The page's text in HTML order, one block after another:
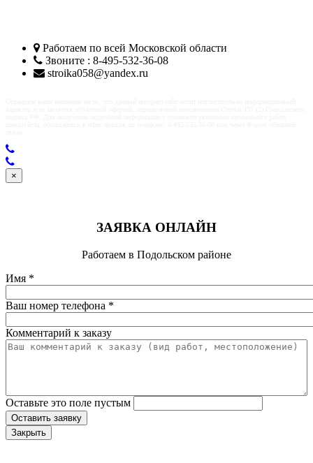
Работаем по всей Московской области
Звоните : 8-495-532-36-08
stroika058@yandex.ru
×
ЗАЯВКА ОНЛАЙН
Работаем в Подольском районе
Имя *
Ваш номер телефона *
Комментарий к заказу
Оставьте это поле пустым
Оставить заявку
Закрыть